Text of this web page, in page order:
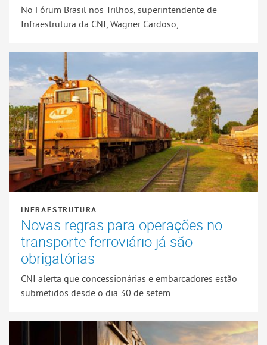
No Fórum Brasil nos Trilhos, superintendente de
Infraestrutura da CNI, Wagner Cardoso,...
INFRAESTRUTURA
Novas regras para operações no
transporte ferroviário já são
obrigatórias
CNI alerta que concessionárias e embarcadores estão
submetidos desde o dia 30 de setem...